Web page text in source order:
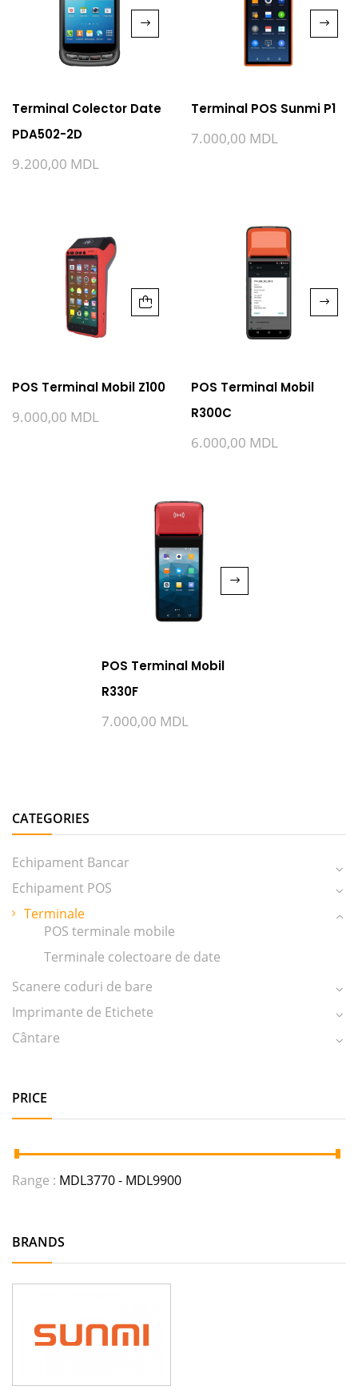
CATEGORIES
Echipament Bancar
Echipament POS
Terminale
POS terminale mobile
Terminale colectoare de date
Scanere coduri de bare
Imprimante de Etichete
Cântare
PRICE
Range : MDL3770 - MDL9900
BRANDS
Terminal Colector Date
PDA502-2D
9.200,00 MDL
Terminal POS Sunmi P1
7.000,00 MDL
POS Terminal Mobil Z100
9.000,00 MDL
POS Terminal Mobil
R300C
6.000,00 MDL
POS Terminal Mobil
R330F
7.000,00 MDL